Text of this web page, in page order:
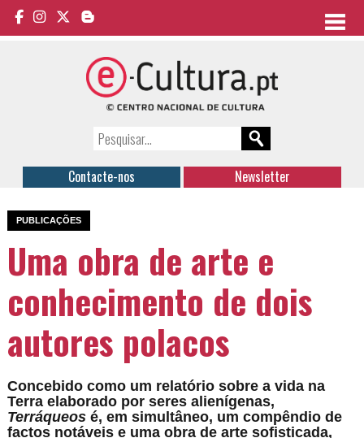
Contacte-nos Newsletter
PUBLICAÇÕES
Uma obra de arte e
conhecimento de dois
autores polacos
Concebido como um relatório sobre a vida na
Terra elaborado por seres alienígenas,
Terráqueosé, em simultâneo, um compêndio de
factos notáveis e uma obra de arte sofisticada,